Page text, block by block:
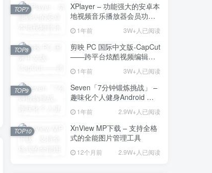
XPlayer – 功能强大的安卓本
地视频音乐播放器会员功能
1年前 3W+人已阅读
TOP7
剪映 PC 国际中文版-CapCut
——跨平台炫酷视频编辑与
1年前 3W+人已阅读
TOP8
Seven「7分钟锻炼挑战」 –
趣味化个人健身Android 直
1年前 2.9W+人已阅读
TOP9
XnView MP下载 – 支持全格
式的全能图片管理工具
12个月前 2.9W+人已阅读
TOP10